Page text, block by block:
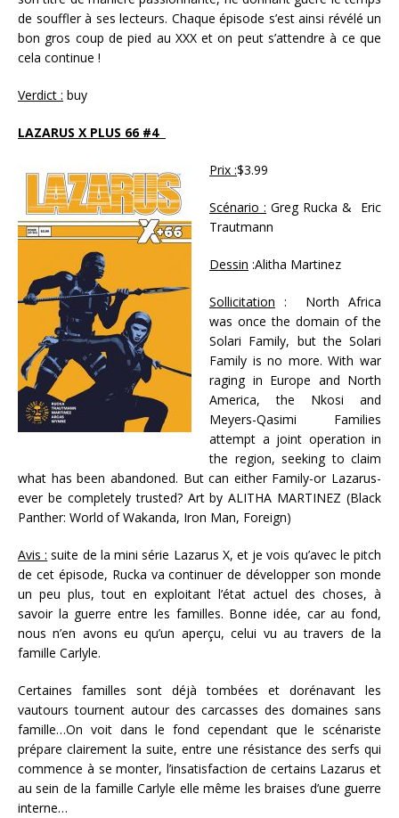
de souffler à ses lecteurs. Chaque épisode s’est ainsi révélé un
bon gros coup de pied au XXX et on peut s’attendre à ce que
cela continue !
Verdict : buy
LAZARUS X PLUS 66 #4
Prix :$3.99
Scénario : Greg Rucka & Eric
Trautmann
Dessin :Alitha Martinez
Sollicitation : North Africa
was once the domain of the
Solari Family, but the Solari
Family is no more. With war
raging in Europe and North
America, the Nkosi and
Meyers-Qasimi Families
attempt a joint operation in
the region, seeking to claim
what has been abandoned. But can either Family-or Lazarus-
ever be completely trusted? Art by ALITHA MARTINEZ (Black
Panther: World of Wakanda, Iron Man, Foreign)
Avis : suite de la mini série Lazarus X, et je vois qu’avec le pitch
de cet épisode, Rucka va continuer de développer son monde
un peu plus, tout en exploitant l’état actuel des choses, à
savoir la guerre entre les familles. Bonne idée, car au fond,
nous n’en avons eu qu’un aperçu, celui vu au travers de la
famille Carlyle.
Certaines familles sont déjà tombées et dorénavant les
vautours tournent autour des carcasses des domaines sans
famille…On voit dans le fond cependant que le scénariste
prépare clairement la suite, entre une résistance des serfs qui
commence à se monter, l’insatisfaction de certains Lazarus et
au sein de la famille Carlyle elle même les braises d’une guerre
interne…